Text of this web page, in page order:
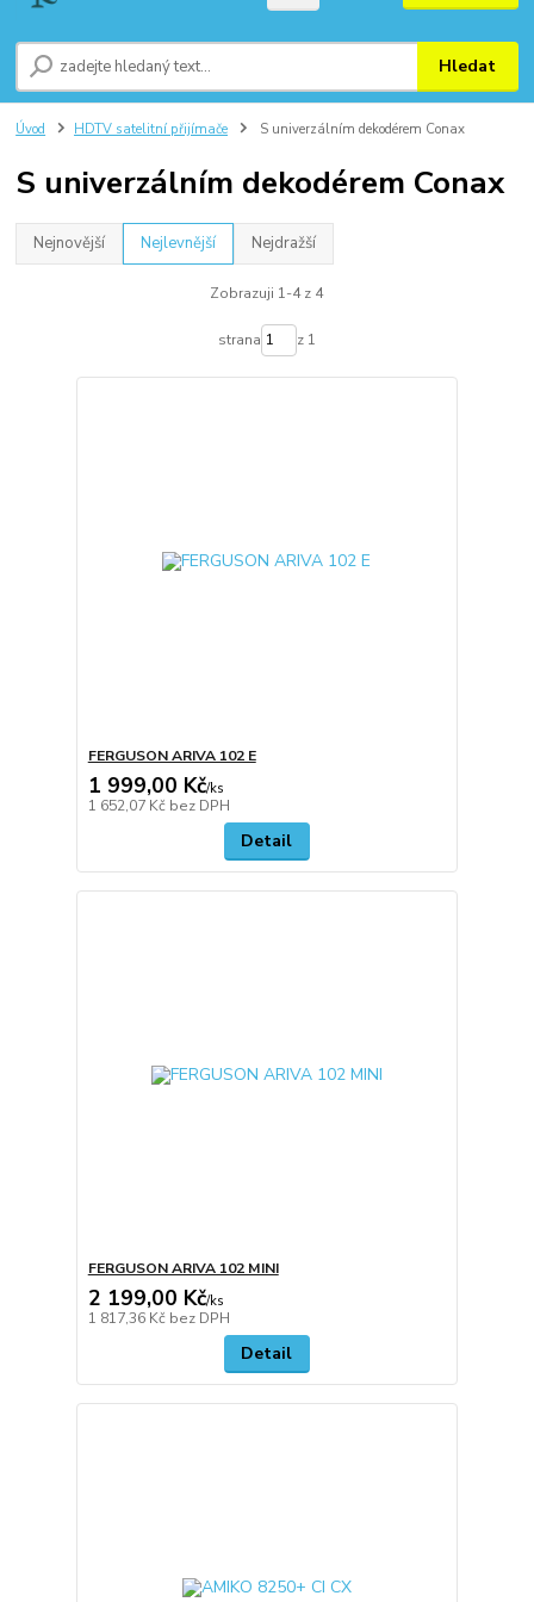
Hledat
Úvod HDTV satelitní přijímače S univerzálním dekodérem Conax
S univerzálním dekodérem Conax
Nejnovější Nejlevnější Nejdražší
Zobrazuji 1-4 z 4
strana z 1
FERGUSON ARIVA 102 E
1 999,00 Kč/ks
1 652,07 Kč bez DPH
Detail
FERGUSON ARIVA 102 MINI
2 199,00 Kč/ks
1 817,36 Kč bez DPH
Detail